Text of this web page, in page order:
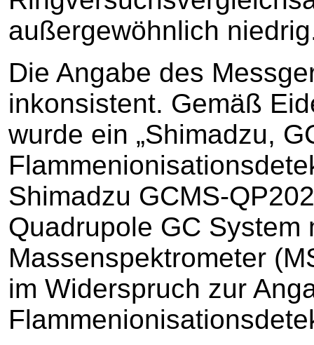
außergewöhnlich
Die Angabe des
inkonsistent. Gemäß
wurde ein „Shimadzu,
Shimadzu GCMS-
Quadrupole GC System
Massenspektrometer
im Widerspruch zur